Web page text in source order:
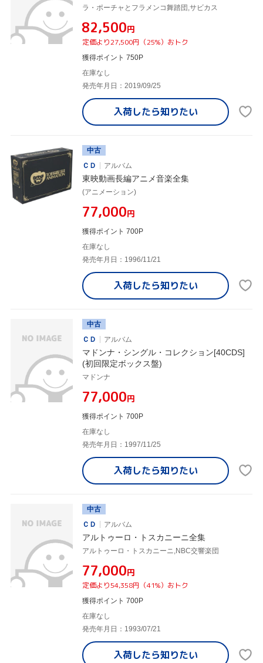
ラ・ポーチャとフラメンコ舞踏団,サビカス
¥82,500円
定価より27,500円（25%）おトク
獲得ポイント 750P
在庫なし
発売年月日：2019/09/25
入荷したら知りたい
中古
ＣＤ
アルバム
東映動画長編アニメ音楽全集
(アニメーション)
¥77,000円
獲得ポイント 700P
在庫なし
発売年月日：1996/11/21
入荷したら知りたい
中古
ＣＤ
アルバム
マドンナ・シングル・コレクション[40CDS]
(初回限定ボックス盤)
マドンナ
¥77,000円
獲得ポイント 700P
在庫なし
発売年月日：1997/11/25
入荷したら知りたい
中古
ＣＤ
アルバム
アルトゥーロ・トスカニーニ全集
アルトゥーロ・トスカニーニ,NBC交響楽団
¥77,000円
定価より54,358円（41%）おトク
獲得ポイント 700P
在庫なし
発売年月日：1993/07/21
入荷したら知りたい